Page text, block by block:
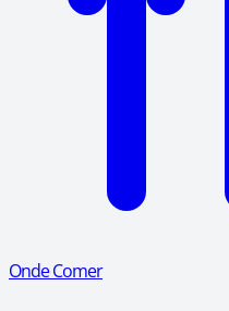
Onde Comer